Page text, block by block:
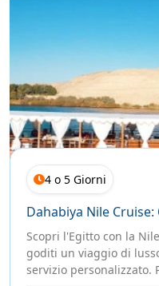
4 o 5 Giorni
Dahabiya Nile Cruise:
Scopri l'Egitto con la
goditi un viaggio di
servizio personalizzato.